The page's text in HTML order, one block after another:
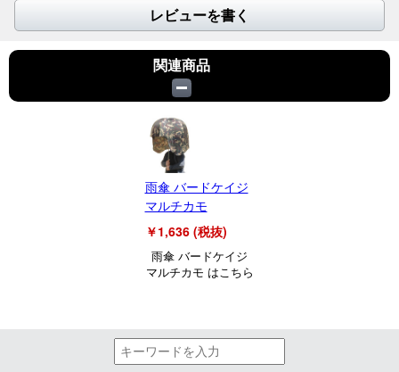
レビューを書く
関連商品
雨傘 バードケイジ
マルチカモ
￥1,636 (税抜)
雨傘 バードケイジ
マルチカモ はこちら